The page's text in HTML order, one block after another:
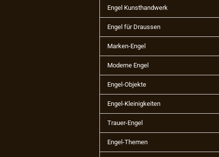
Engel Kunsthandwerk
Engel für Draussen
Marken-Engel
Moderne Engel
Engel-Objekte
Engel-Kleinigkeiten
Trauer-Engel
Engel-Themen